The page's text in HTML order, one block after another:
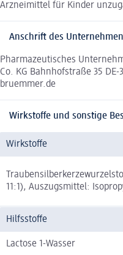
Arzneimittel für Kinder
Anschrift des
Pharmazeutisches
Co. KG Bahnhofstraße 35
bruemmer.de
Wirkstoffe und sonstige
Wirkstoffe
11:1), Auszugsmittel:
Hilfsstoffe
Lactose 1-Wasser